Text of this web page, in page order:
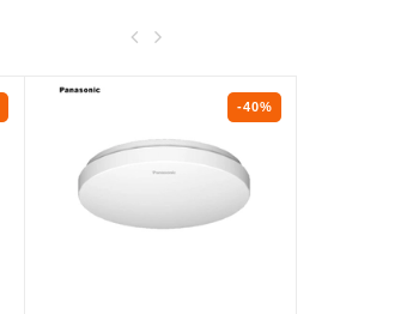
-40%